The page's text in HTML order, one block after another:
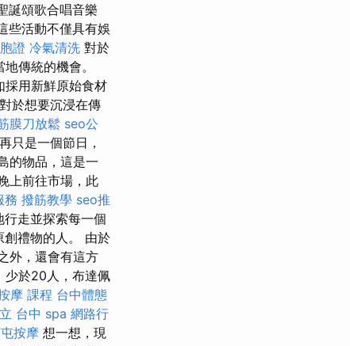
誕頌歌合唱音樂
些活動不僅具有娛
證 冷氣清洗 對於
傳統的機會。
採用新鮮原始食材
對於想要沉浸在傳
膜刀放鬆 seo公
只是一個節日，
的物品，這是一
上前往市場，此
務 撥筋教學 seo推
走並探索每一個
創禮物的人。 由於
外，還會有這方
少於20人，布達佩
摩 課程 台中體態
台中 spa 網路行
按摩 想一想，現